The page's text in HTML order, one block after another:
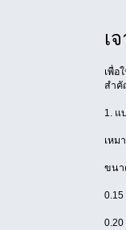
เ
เพื่อ
สำคั
1. แ
เหม
ขนา
0.15
0.20